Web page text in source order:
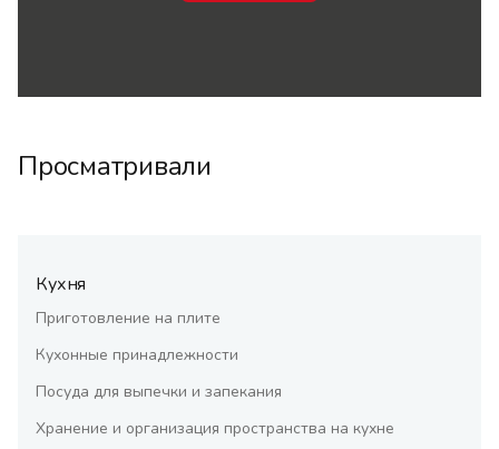
Просматривали
Кухня
Приготовление на плите
Кухонные принадлежности
Посуда для выпечки и запекания
Хранение и организация пространства на кухне